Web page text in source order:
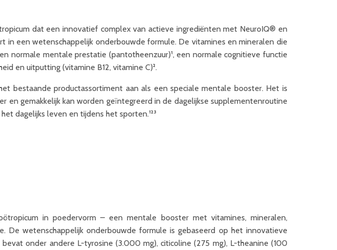
dat een innovatief complex van actieve ingrediënten met NeuroIQ® en
in een wetenschappelijk onderbouwde formule. De vitamines en mineralen die
normale mentale prestatie (pantotheenzuur)¹, een normale cognitieve functie
en uitputting (vitamine B12, vitamine C)².
bestaande productassortiment aan als een speciale mentale booster. Het is
en gemakkelijk kan worden geïntegreerd in de dagelijkse supplementenroutine
dagelijks leven en tijdens het sporten.¹²³
in poedervorm – een mentale booster met vitamines, mineralen,
De wetenschappelijk onderbouwde formule is gebaseerd op het innovatieve
onder andere L-tyrosine (3.000 mg), citicoline (275 mg), L-theanine (100